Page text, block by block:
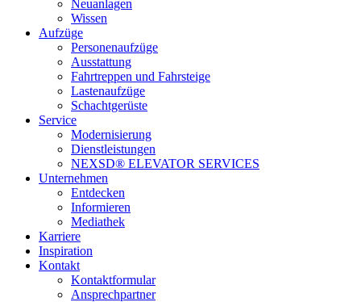
Neuanlagen
Wissen
Aufzüge
Personenaufzüge
Ausstattung
Fahrtreppen und Fahrsteige
Lastenaufzüge
Schachtgerüste
Service
Modernisierung
Dienstleistungen
NEXSD® ELEVATOR SERVICES
Unternehmen
Entdecken
Informieren
Mediathek
Karriere
Inspiration
Kontakt
Kontaktformular
Ansprechpartner